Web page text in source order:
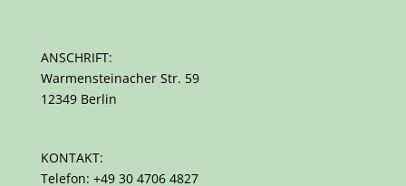
ANSCHRIFT:
Warmensteinacher Str. 59
12349 Berlin
KONTAKT:
Telefon: +49 30 4706 4827